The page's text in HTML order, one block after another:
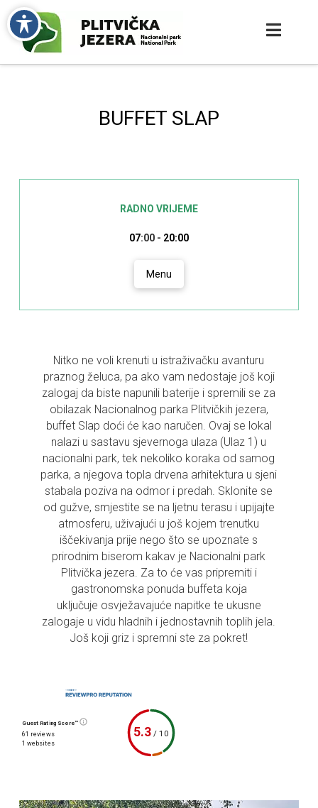
BUFFET SLAP
RADNO VRIJEME
07:00 - 20:00
Menu
Nitko ne voli krenuti u istraživačku avanturu
praznog želuca, pa ako vam nedostaje još koji
zalogaj da biste napunili baterije i spremili se za
obilazak Nacionalnog parka Plitvičkih jezera,
buffet Slap doći će kao naručen. Ovaj se lokal
nalazi u sastavu sjevernoga ulaza (Ulaz 1) u
nacionalni park, tek nekoliko koraka od samog
parka, a njegova topla drvena arhitektura u sjeni
stabala poziva na odmor i predah. Sklonite se
od gužve, smjestite se na ljetnu terasu i upijajte
atmosferu, uživajući u još kojem trenutku
iščekivanja prije nego što se upoznate s
prirodnim biserom kakav je Nacionalni park
Plitvička jezera. Za to će vas pripremiti i
gastronomska ponuda buffeta koja
uključuje osvježavajuće napitke te ukusne
zalogaje u vidu hladnih i jednostavnih toplih jela.
Još koji griz i spremni ste za pokret!
Guest Rating Score™
61 reviews
1 websites
5.3/10